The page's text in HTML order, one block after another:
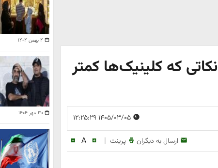
که کلینیک‌ها کمتر
ارسال به دیگران پرینت |
A
۴ بهمن ۱۴۰۴
۳۰ مهر ۱۴۰۴